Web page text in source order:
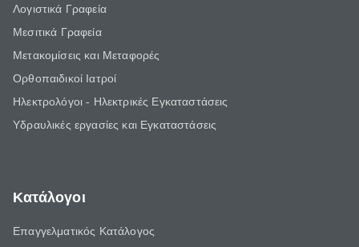
Λογιστικά Γραφεία
Μεσιτικά Γραφεία
Μετακομίσεις και Μεταφορές
Ορθοπαιδικοί Ιατροί
Ηλεκτρολόγοι - Ηλεκτρικές Εγκαταστάσεις
Υδραυλικές εργασίες και Εγκαταστάσεις
Κατάλογοι
Επαγγελματικός Κατάλογος